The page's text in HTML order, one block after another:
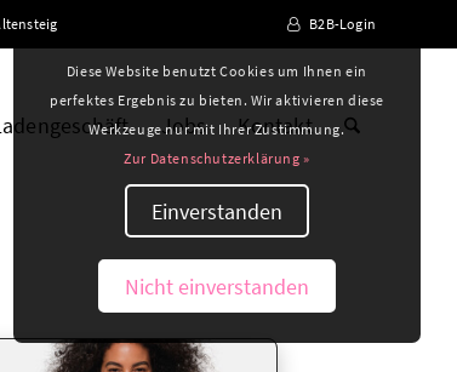
B2B-Login
Jobs Kontakt
Diese Website benutzt Cookies um Ihnen ein
perfektes Ergebnis zu bieten. Wir aktivieren diese
Werkzeuge nur mit Ihrer Zustimmung.
Zur Datenschutzerklärung »
Einverstanden
Nicht einverstanden